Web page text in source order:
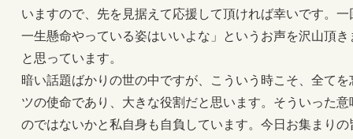
いますので、先を見据えて応援して頂ければ幸いです。
一生懸命やっている姿はいいよな」というお声を沢山頂
と思っています。
暗い話題ばかりの世の中ですが、こういう時こそ、全て
ツの使命であり、大きな役割だと思います。そういった
のではないかと私自身も自負しています。今日お集まり